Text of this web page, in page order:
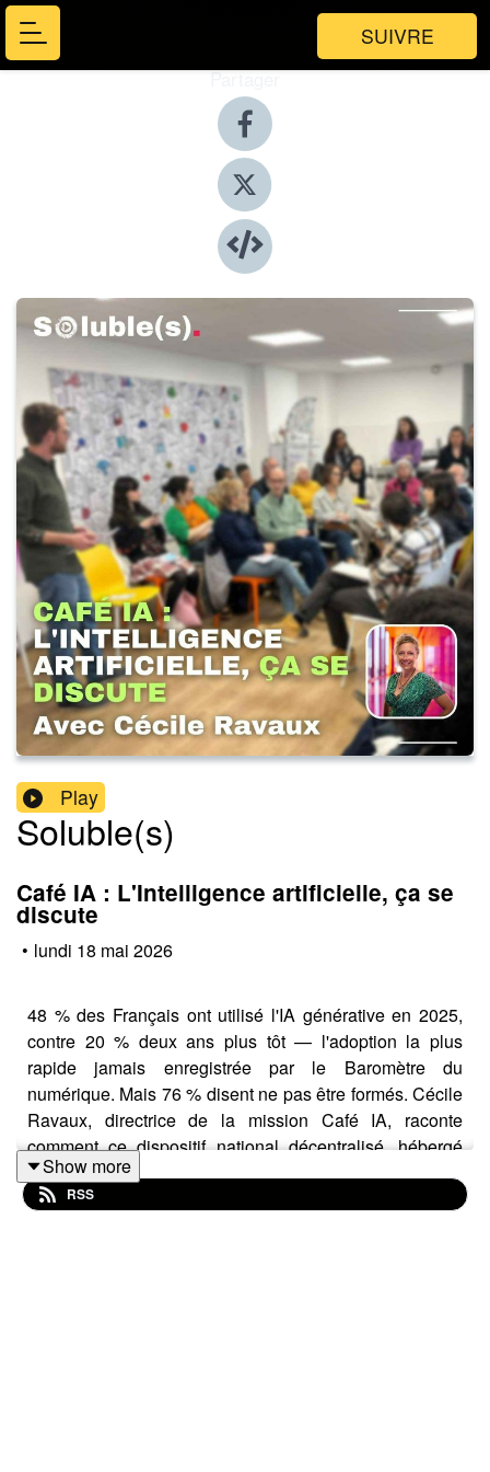
SUIVRE
Partager
Play
Soluble(s)
Café IA : L'Intelligence artificielle, ça se
discute
• lundi 18 mai 2026
48 % des Français ont utilisé l'IA générative en 2025,
contre 20 % deux ans plus tôt — l'adoption la plus
rapide jamais enregistrée par le Baromètre du
numérique. Mais 76 % disent ne pas être formés. Cécile
Ravaux, directrice de la mission Café IA, raconte
comment ce dispositif national décentralisé, hébergé
par la Direction générale des entreprises, réunit déjà
plus de 150 000 citoyens autour d'un objectif simple :
Show more
RSS